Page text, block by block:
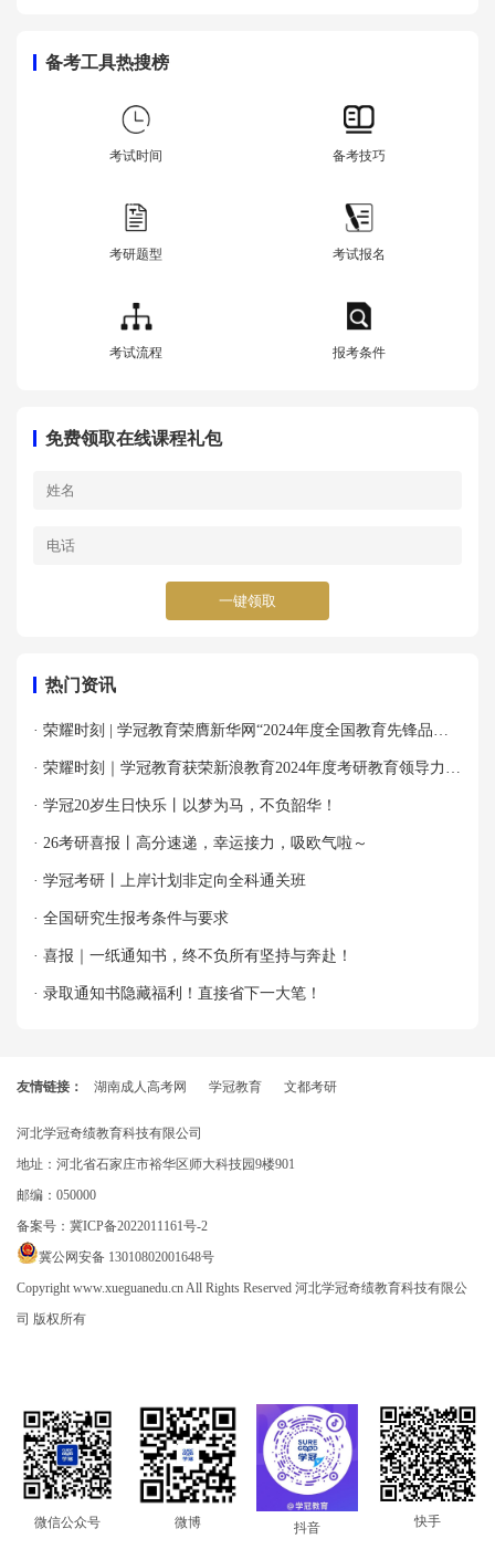
备考工具热搜榜
考试时间 备考技巧
考研题型 考试报名
考试流程 报考条件
免费领取在线课程礼包
一键领取
热门资讯
· 荣耀时刻 | 学冠教育荣膺新华网“2024年度全国教育先锋品牌
优秀案例”殊荣！
· 荣耀时刻｜学冠教育获荣新浪教育2024年度考研教育领导力品
牌！
· 学冠20岁生日快乐丨以梦为马，不负韶华！
· 26考研喜报丨高分速递，幸运接力，吸欧气啦～
· 学冠考研丨上岸计划非定向全科通关班
· 全国研究生报考条件与要求
· 喜报｜一纸通知书，终不负所有坚持与奔赴！
· 录取通知书隐藏福利！直接省下一大笔！
友情链接： 湖南成人高考网 学冠教育 文都考研
河北学冠奇绩教育科技有限公司
地址：河北省石家庄市裕华区师大科技园9楼901
邮编：050000
备案号： 冀ICP备2022011161号-2
冀公网安备 13010802001648号
Copyright www.xueguanedu.cn All Rights Reserved 河北学冠奇绩教育科技有限公
司 版权所有
微信公众号 微博 抖音 快手